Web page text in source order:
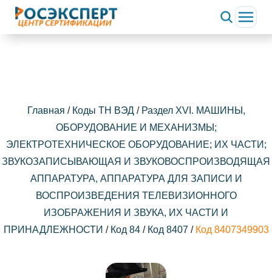
Главная / Коды ТН ВЭД/ Раздел XVI. МАШИНЫ,
ОБОРУДОВАНИЕ И МЕХАНИЗМЫ;
ЭЛЕКТРОТЕХНИЧЕСКОЕ ОБОРУДОВАНИЕ; ИХ ЧАСТИ;
ЗВУКОЗАПИСЫВАЮЩАЯ И ЗВУКОВОСПРОИЗВОДЯЩАЯ
АППАРАТУРА, АППАРАТУРА ДЛЯ ЗАПИСИ И
ВОСПРОИЗВЕДЕНИЯ ТЕЛЕВИЗИОННОГО
ИЗОБРАЖЕНИЯ И ЗВУКА, ИХ ЧАСТИ И
ПРИНАДЛЕЖНОСТИ / Код 84 / Код 8407 / Код 8407349903